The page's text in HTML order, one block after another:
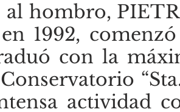
hombro,
1992,
con la
actividad